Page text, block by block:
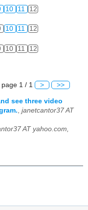
10 11 12
10 11 12
10 11 12
page 1 / 1 > >>
see three video
janetcantor37 AT
AT yahoo.com,